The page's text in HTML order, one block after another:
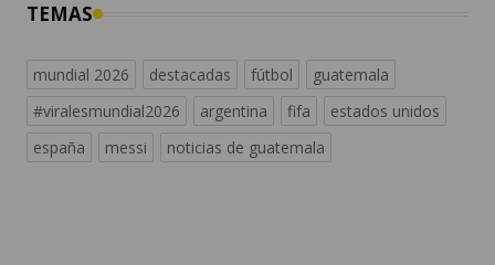
TEMAS
mundial 2026 destacadas fútbol
guatemala
#viralesmundial2026
argentina fifa
estados unidos
españa
messi noticias de guatemala